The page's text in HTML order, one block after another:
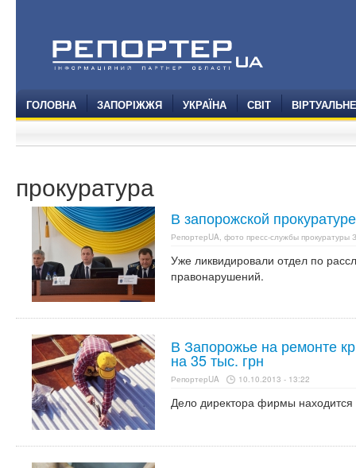
ГОЛОВНА ЗАПОРІЖЖЯ УКРАЇНА СВІТ
прокуратура
В запорожской
РепортерUA, фото пресс-службы прокуратуры
Уже ликвидировали отдел по
правонарушений.
В Запорожье на ремонте
на 35 тыс. грн
РепортерUA 10.10.2013 - 13:22
Дело директора фирмы находится